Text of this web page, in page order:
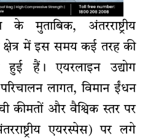
के मुताबिक, अंतरराष्ट्रीय
क्षेत्र में इस समय कई तरह की
हुई हैं। एयरलाइन उद्योग
लागत, विमान ईंधन
कीमतों और वैश्विक स्तर पर
एयरस्पेस) पर लगे